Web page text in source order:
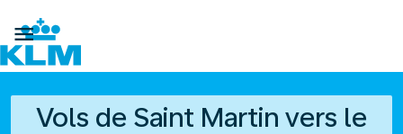

Vols de Saint Martin vers le